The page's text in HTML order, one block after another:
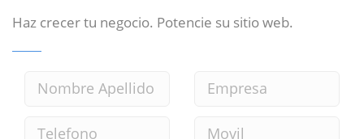
Haz crecer tu negocio. Potencie su sitio web.